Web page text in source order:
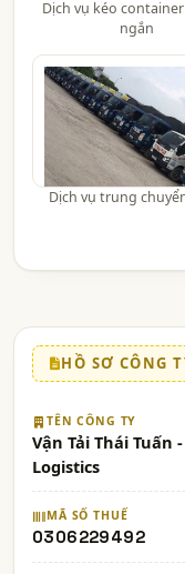
Dịch vụ kéo
ngắn
Dịch vụ trung
HỒ SƠ CÔNG
TÊN CÔNG TY
Vận Tải Thái Tuấn
Logistics
MÃ SỐ THUẾ
0306229492